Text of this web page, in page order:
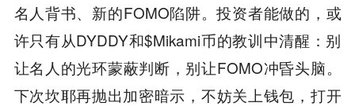
名人背书、新的FOMO陷阱。投资者能做的，或
许只有从DYDDY和$Mikami币的教训中清醒：别
让名人的光环蒙蔽判断，别让FOMO冲昏头脑。
下次坎耶再抛出加密暗示，不妨关上钱包，打开